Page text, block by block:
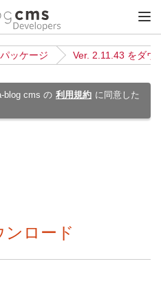
メ
イ
ン
メ
パッケージ Ver. 2.11.43 をダウ
blog cms の 利用規約 に同意した
ンロード